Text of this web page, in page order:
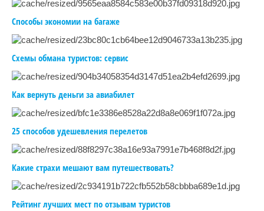
Способы экономии на багаже
Схемы обмана туристов: сервис
Как вернуть деньги за авиабилет
25 способов удешевления перелетов
Какие страхи мешают вам путешествовать?
Рейтинг лучших мест по отзывам туристов